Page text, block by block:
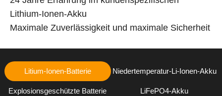
Lithium-Ionen-Akku
Maximale Zuverlässigkeit und maximale Sicherheit
Litium-Ionen-Batterie Niedertemperatur-Li-Ionen-Akku
Explosionsgeschützte Batterie LiFePO4-Akku